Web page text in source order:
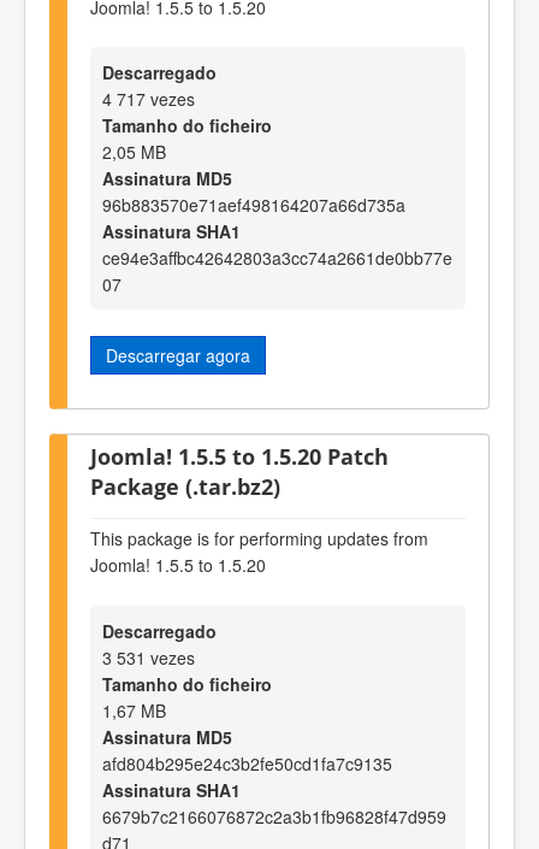
Joomla! 1.5.5 to 1.5.20
Descarregado
4 717 vezes
Tamanho do ficheiro
2,05 MB
Assinatura MD5
96b883570e71aef498164207a66d735a
Assinatura SHA1
ce94e3affbc42642803a3cc74a2661de0bb77e
07
Descarregar agora
Joomla! 1.5.5 to 1.5.20 Patch
Package (.tar.bz2)
This package is for performing updates from
Joomla! 1.5.5 to 1.5.20
Descarregado
3 531 vezes
Tamanho do ficheiro
1,67 MB
Assinatura MD5
afd804b295e24c3b2fe50cd1fa7c9135
Assinatura SHA1
6679b7c2166076872c2a3b1fb96828f47d959
d71